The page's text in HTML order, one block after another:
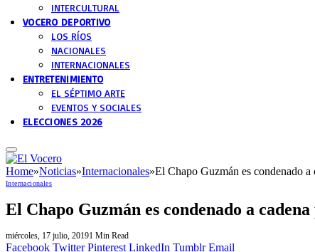
INTERCULTURAL
VOCERO DEPORTIVO
LOS RÍOS
NACIONALES
INTERNACIONALES
ENTRETENIMIENTO
EL SÉPTIMO ARTE
EVENTOS Y SOCIALES
ELECCIONES 2026
Home»Noticias»Internacionales»El Chapo Guzmán es condenado
Internacionales
El Chapo Guzmán es condenado a
miércoles, 17 julio, 20191 Min Read
Facebook Twitter Pinterest LinkedIn Tumblr Email